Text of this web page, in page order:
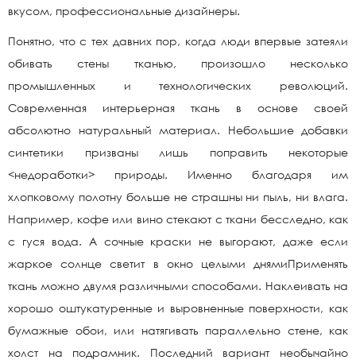
вкусом, профессиональные дизайнеры.
Понятно, что с тех давних пор, когда люди впервые затеяли
обивать стены тканью, произошло несколько
промышленных и технологических революций.
Современная интерьерная ткань в основе своей
абсолютно натуральный материал. Небольшие добавки
синтетики призваны лишь поправить некоторые
<недоработки> природы. Именно благодаря им
хлопковому полотну больше не страшны ни пыль, ни влага.
Например, кофе или вино стекают с ткани бесследно, как
с гуся вода. А сочные краски не выгорают, даже если
жаркое солнце светит в окно целыми днямиПрименять
ткань можно двумя различными способами. Наклеивать на
хорошо оштукатуренные и выровненные поверхности, как
бумажные обои, или натягивать параллельно стене, как
холст на подрамник. Последний вариант необычайно